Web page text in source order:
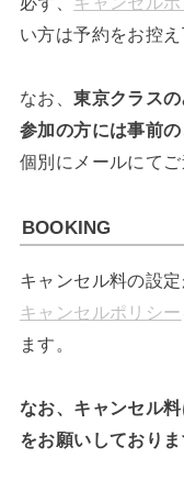
い方は予約をお控
なお、東京クラス
参加の方には事前
個別にメールにてご
BOOKING
キャンセル料の設定
キャンセルポリシー
ます。
なお、キャンセル
をお願いしておりま